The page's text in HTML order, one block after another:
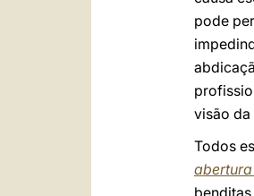
pode
visão
Todos
abertura